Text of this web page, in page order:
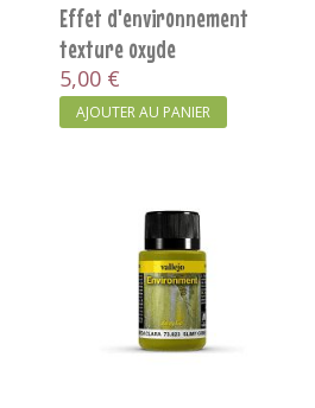
Effet d'environnement
texture oxyde
5,00 €
AJOUTER AU PANIER